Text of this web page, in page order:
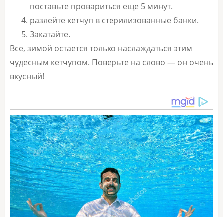
поставьте провариться еще 5 минут.
разлейте кетчуп в стерилизованные банки.
Закатайте.
Все, зимой остается только наслаждаться этим
чудесным кетчупом. Поверьте на слово — он очень
вкусный!